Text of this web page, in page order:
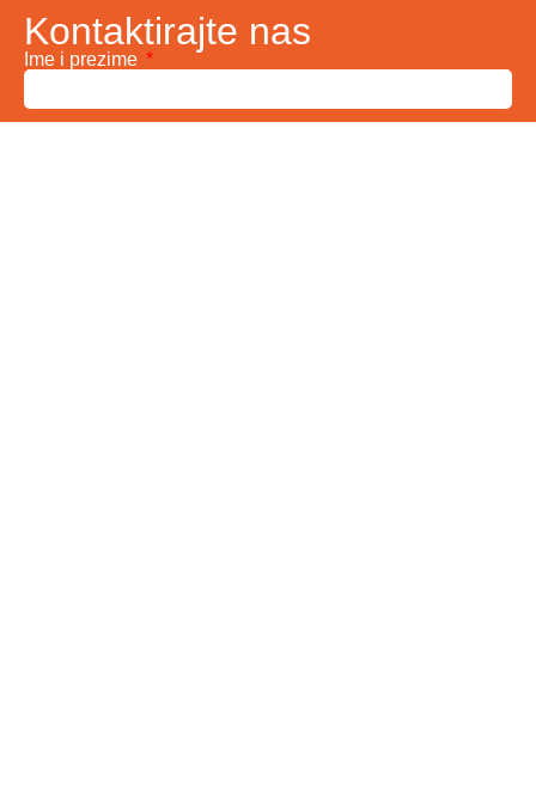
Kontaktirajte nas
Ime i prezime